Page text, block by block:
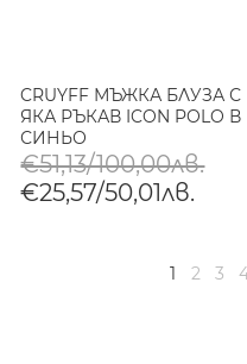
CRUYFF МЪЖКА БЛУЗА С
ЯКА РЪКАВ ICON POLO В
СИНЬО
€51,13/100,00лв.
€25,57/50,01лв.
1 2 3